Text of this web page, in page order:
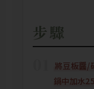
步驟
將豆板醤/
鍋中加水